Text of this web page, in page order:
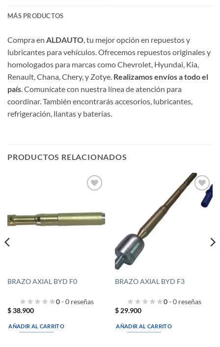
MÁS PRODUCTOS
Compra en ALDAUTO , tu mejor opción en repuestos y
lubricantes para vehículos. Ofrecemos repuestos originales y
homologados para marcas como Chevrolet, Hyundai, Kia,
Renault, Chana, Chery, y Zotye. Realizamos envíos a todo el
país . Comunícate con nuestra línea de atención para
coordinar. También encontrarás accesorios, lubricantes,
refrigeración, llantas y baterías.
PRODUCTOS RELACIONADOS
lista de
deseos
BRAZO AXIAL BYD F0
0- 0 reseñas
$38.900
AÑADIR AL CARRITO
Añadir
a la
BRAZO AXIAL BYD F3
0- 0 reseñas
$29.900
AÑADIR AL CARRITO